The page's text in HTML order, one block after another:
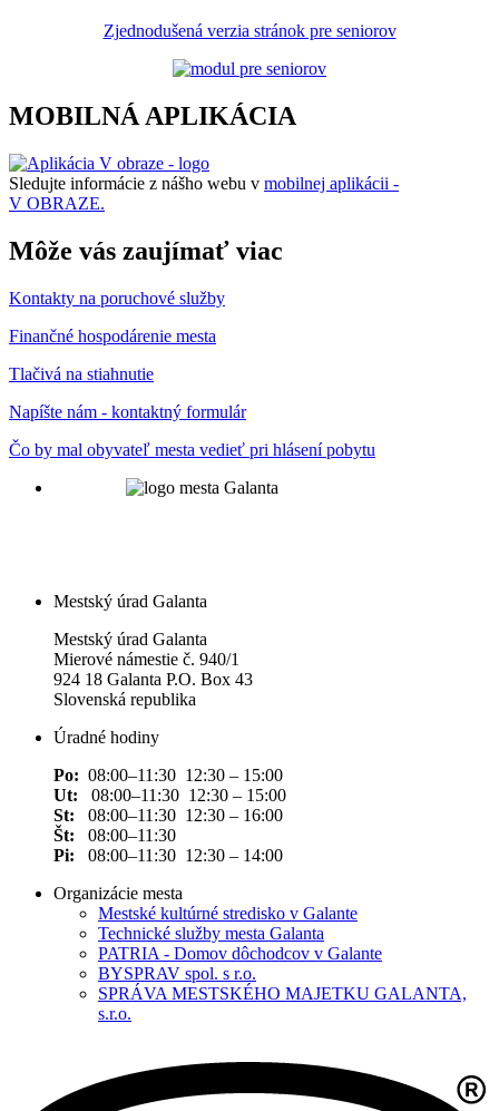
Zjednodušená verzia stránok pre seniorov
MOBILNÁ APLIKÁCIA
Sledujte informácie z nášho webu v mobilnej aplikácii -
V OBRAZE.
Môže vás zaujímať viac
Kontakty na poruchové služby
Finančné hospodárenie mesta
Tlačivá na stiahnutie
Napíšte nám - kontaktný formulár
Čo by mal obyvateľ mesta vedieť pri hlásení pobytu
Mestský úrad Galanta
Mestský úrad Galanta
Mierové námestie č. 940/1
924 18 Galanta P.O. Box 43
Slovenská republika
Úradné hodiny
Po: 08:00–11:30 12:30 – 15:00
Ut: 08:00–11:30 12:30 – 15:00
St: 08:00–11:30 12:30 – 16:00
Št: 08:00–11:30
Pi: 08:00–11:30 12:30 – 14:00
Organizácie mesta
Mestské kultúrné stredisko v Galante
Technické služby mesta Galanta
PATRIA - Domov dôchodcov v Galante
BYSPRAV spol. s r.o.
SPRÁVA MESTSKÉHO MAJETKU GALANTA,
s.r.o.